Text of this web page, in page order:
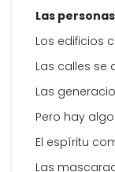
Las
Los edificios
Las calles se
Las
Pero hay
El espíritu
Las